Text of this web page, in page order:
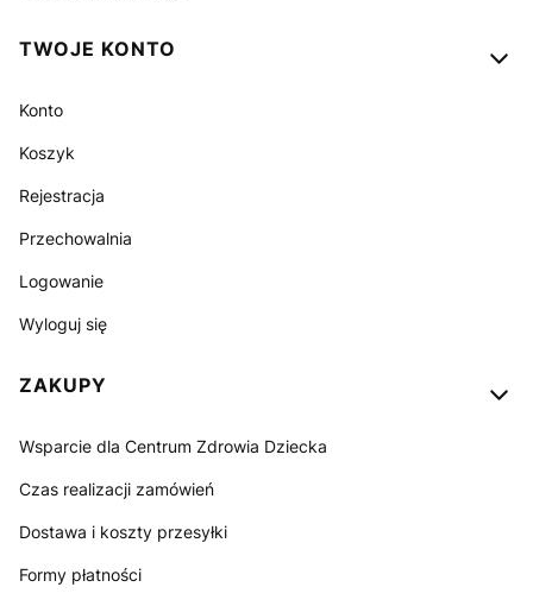
TWOJE KONTO
Konto
Koszyk
Rejestracja
Przechowalnia
Logowanie
Wyloguj się
ZAKUPY
Wsparcie dla Centrum Zdrowia Dziecka
Czas realizacji zamówień
Dostawa i koszty przesyłki
Formy płatności